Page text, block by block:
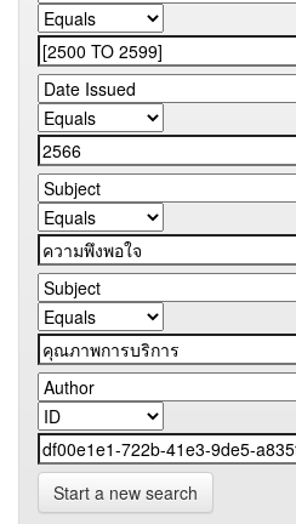
Start a new search